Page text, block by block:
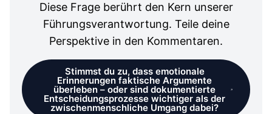
Diese Frage berührt den Kern unserer
Führungsverantwortung. Teile deine
Perspektive in den Kommentaren.
Stimmst du zu, dass emotionale
Erinnerungen faktische Argumente
überleben – oder sind dokumentierte
Entscheidungsprozesse wichtiger als der
zwischenmenschliche Umgang dabei?